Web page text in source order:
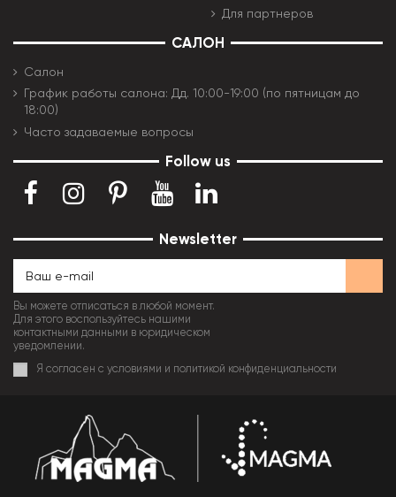
Для партнеров
САЛОН
Салон
График работы салона: Дд. 10:00-19:00 (по пятницам до
18:00)
Часто задаваемые вопросы
Follow us
Newsletter
Вы можете отписаться в любой момент.
Для этого воспользуйтесь нашими
контактными данными в юридическом
уведомлении.
Я согласен с условиями и политикой конфиденциальности